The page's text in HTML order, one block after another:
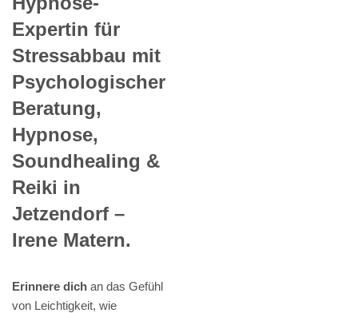
Expertin für
Stressabbau mit
Psychologischer
Beratung,
Hypnose,
Soundhealing &
Reiki in
Jetzendorf –
Irene Matern.
Erinnere dich an das Gefühl
von Leichtigkeit, wie